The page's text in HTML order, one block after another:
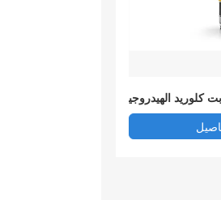
كلوريد الهيدروجي
ن